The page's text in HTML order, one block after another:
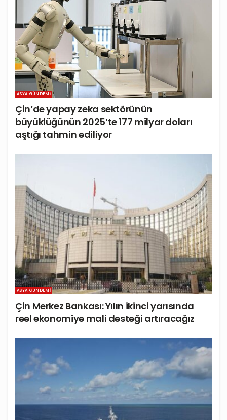
ASYA GÜNDEMI
Çin’de yapay zeka sektörünün
büyüklüğünün 2025’te 177 milyar doları
aştığı tahmin ediliyor
ASYA GÜNDEMI
Çin Merkez Bankası: Yılın ikinci yarısında
reel ekonomiye mali desteği artıracağız